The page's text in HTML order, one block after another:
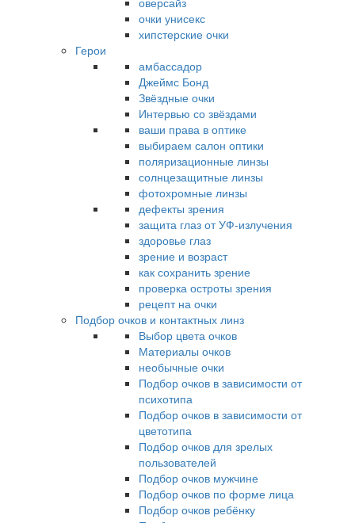
очки унисекс
хипстерские очки
Герои
амбассадор
Джеймс Бонд
Звёздные очки
Интервью со звёздами
ваши права в оптике
выбираем салон оптики
поляризационные линзы
солнцезащитные линзы
фотохромные линзы
дефекты зрения
защита глаз от УФ-излучения
здоровье глаз
зрение и возраст
как сохранить зрение
проверка остроты зрения
рецепт на очки
Подбор очков и контактных линз
Выбор цвета очков
Материалы очков
необычные очки
Подбор очков в зависимости от
психотипа
Подбор очков в зависимости от
цветотипа
Подбор очков для зрелых
пользователей
Подбор очков мужчине
Подбор очков по форме лица
Подбор очков ребёнку